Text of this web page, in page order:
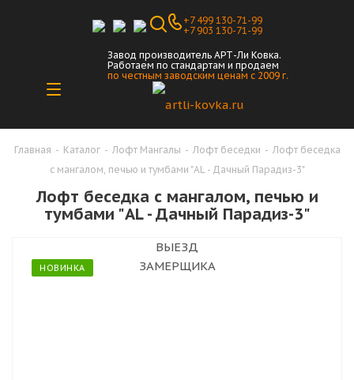
+7 499 130-71-99
+7 903 130-71-99
Завод производитель АРТ-Ли Ковка.
Работаем по стандартам и продаем
по честным заводским ценам с 2009 г.
Главная - Каталог - Лофт Мангалы - Лофт беседки - Лофт беседка
с мангалом, печью и тумбами "AL - Дачный Парадиз-3"
Лофт беседка с мангалом, печью и
тумбами "AL - Дачный Парадиз-3"
НОВИНКА
ВЫЕЗД
ЗАМЕРЩИКА